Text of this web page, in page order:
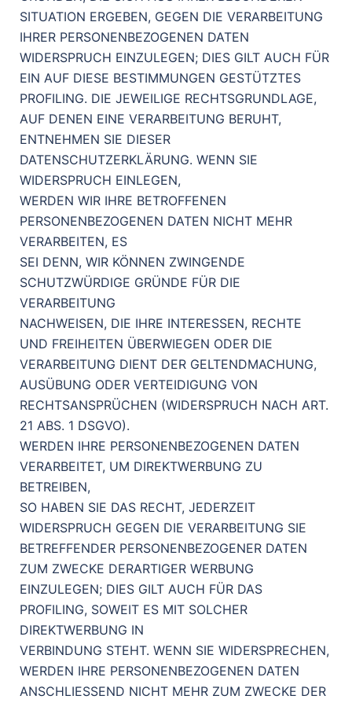
SITUATION ERGEBEN, GEGEN DIE VERARBEITUNG
IHRER PERSONENBEZOGENEN DATEN
WIDERSPRUCH EINZULEGEN; DIES GILT AUCH FÜR
EIN AUF DIESE BESTIMMUNGEN GESTÜTZTES
PROFILING. DIE JEWEILIGE RECHTSGRUNDLAGE,
AUF DENEN EINE VERARBEITUNG BERUHT,
ENTNEHMEN SIE DIESER
DATENSCHUTZERKLÄRUNG. WENN SIE
WIDERSPRUCH EINLEGEN,
WERDEN WIR IHRE BETROFFENEN
PERSONENBEZOGENEN DATEN NICHT MEHR
VERARBEITEN, ES
SEI DENN, WIR KÖNNEN ZWINGENDE
SCHUTZWÜRDIGE GRÜNDE FÜR DIE
VERARBEITUNG
NACHWEISEN, DIE IHRE INTERESSEN, RECHTE
UND FREIHEITEN ÜBERWIEGEN ODER DIE
VERARBEITUNG DIENT DER GELTENDMACHUNG,
AUSÜBUNG ODER VERTEIDIGUNG VON
RECHTSANSPRÜCHEN (WIDERSPRUCH NACH ART.
21 ABS. 1 DSGVO).
WERDEN IHRE PERSONENBEZOGENEN DATEN
VERARBEITET, UM DIREKTWERBUNG ZU
BETREIBEN,
SO HABEN SIE DAS RECHT, JEDERZEIT
WIDERSPRUCH GEGEN DIE VERARBEITUNG SIE
BETREFFENDER PERSONENBEZOGENER DATEN
ZUM ZWECKE DERARTIGER WERBUNG
EINZULEGEN; DIES GILT AUCH FÜR DAS
PROFILING, SOWEIT ES MIT SOLCHER
DIREKTWERBUNG IN
VERBINDUNG STEHT. WENN SIE WIDERSPRECHEN,
WERDEN IHRE PERSONENBEZOGENEN DATEN
ANSCHLIESSEND NICHT MEHR ZUM ZWECKE DER